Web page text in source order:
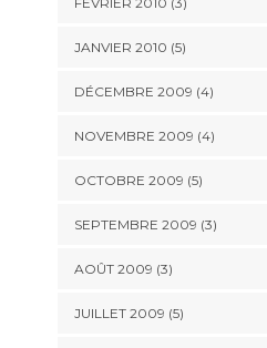
JANVIER 2010 (5)
DÉCEMBRE 2009 (4)
NOVEMBRE 2009 (4)
OCTOBRE 2009 (5)
SEPTEMBRE 2009 (3)
AOÛT 2009 (3)
JUILLET 2009 (5)